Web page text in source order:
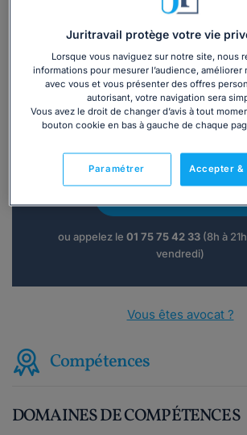
3 devis en 48h
téléphone ?
ou appelez le 01 75 75 42 33(8h à
vendredi)
Vous êtes avocat ?
Compétences
DOMAINES DE COMPÉTENCES
Juritravail protège votre vie
Lorsque vous naviguez sur notre site, nous
informations pour mesurer l’audience,
avec vous et vous présenter des offres
autorisant, votre navigation sera
Vous avez le droit de changer d’avis à tout
bouton cookie en bas à gauche de chaque
Accepter
Paramétrer